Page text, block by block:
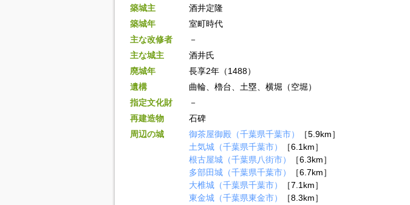
築城主
酒井定隆
築城年
室町時代
主な改修者
－
主な城主
酒井氏
廃城年
長享2年（1488）
遺構
曲輪、櫓台、土塁、横堀（空堀）
指定文化財
－
再建造物
石碑
周辺の城
御茶屋御殿（千葉県千葉市）
［5.9km］
土気城（千葉県千葉市）
［6.1km］
根古屋城（千葉県八街市）
［6.3km］
多部田城（千葉県千葉市）
［6.7km］
大椎城（千葉県千葉市）
［7.1km］
東金城（千葉県東金市）
［8.3km］